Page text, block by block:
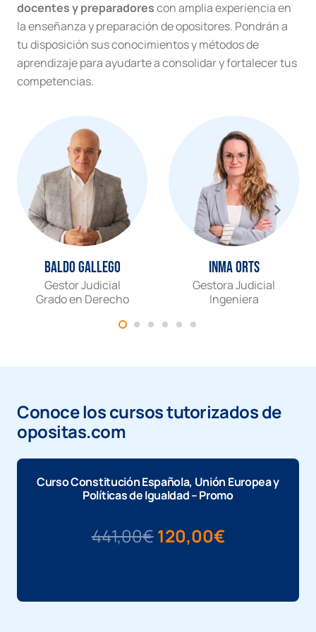
docentes y preparadorescon amplia experiencia en
la enseñanza y preparación de opositores. Pondrán a
tu disposición sus conocimientos y métodos de
aprendizaje para ayudarte a consolidar y fortalecer tus
competencias.
Baldo Gallego
Gestor Judicial
Grado en Derecho
Inma Orts
Gestora Judicial
Ingeniera
Conoce los cursos tutorizados de
opositas.com
Curso Constitución Española, Unión Europea y
Políticas de Igualdad – Promo
441,00€El
era:
120,00€El
es: